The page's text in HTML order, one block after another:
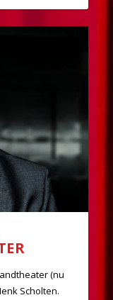
(nu
Scholten.